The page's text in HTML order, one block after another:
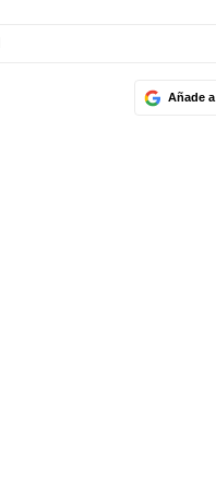
Añade